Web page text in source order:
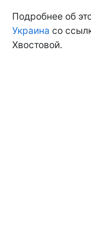
Подробнее об
Украина со
Хвостовой.